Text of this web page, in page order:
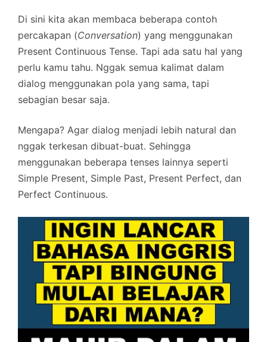
Di sini kita akan membaca beberapa contoh
percakapan (Conversation) yang menggunakan
Present Continuous Tense. Tapi ada satu hal yang
perlu kamu tahu. Nggak semua kalimat dalam
dialog menggunakan pola yang sama, tapi
sebagian besar saja.
Mengapa? Agar dialog menjadi lebih natural dan
nggak terkesan dibuat-buat. Sehingga
menggunakan beberapa tenses lainnya seperti
Simple Present, Simple Past, Present Perfect, dan
Perfect Continuous.